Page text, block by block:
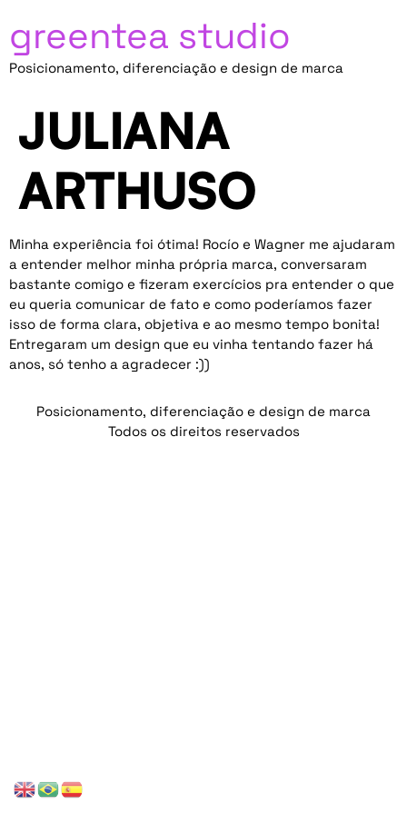
greentea studio
Posicionamento, diferenciação e design de marca
JULIANA
ARTHUSO
Minha experiência foi ótima! Rocío e Wagner me ajudaram
a entender melhor minha própria marca, conversaram
bastante comigo e fizeram exercícios pra entender o que
eu queria comunicar de fato e como poderíamos fazer
isso de forma clara, objetiva e ao mesmo tempo bonita!
Entregaram um design que eu vinha tentando fazer há
anos, só tenho a agradecer :))
Posicionamento, diferenciação e design de marca
Todos os direitos reservados